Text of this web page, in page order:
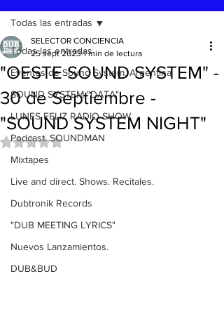
Todas las entradas
Eventos de Sound System. Argentina
SOUND SYSTEM "DATA"
LUNES FELIZ RADIO SHOW
Podcast. SOUNDMAN
Mixtapes
Live and direct. Shows. Recitales.
Dubtronik Records
"DUB MEETING LYRICS"
Nuevos Lanzamientos.
DUB&BUD
Todas las entradas
"OESTE SOUND SYSTEM" -
30 de Septiembre -
"SOUND SYSTEM NIGHT"
SELECTOR CONCIENCIA
25 sept 2023 1 min de lectura
Obtuvo NaN de 5 estrellas.